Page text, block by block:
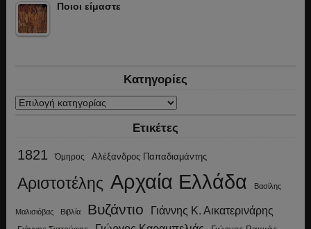
Ποιοι είμαστε
Κατηγορίες
Κατηγορίες
Ετικέτες
1821 Όμηρος Αλέξανδρος Παπαδιαμάντης
Αριστοτέλης Αρχαία Ελλάδα Βασίλης
Μαλισιόβας Βιβλία Βυζάντιο Γιάννης Κ. Αικατερινάρης